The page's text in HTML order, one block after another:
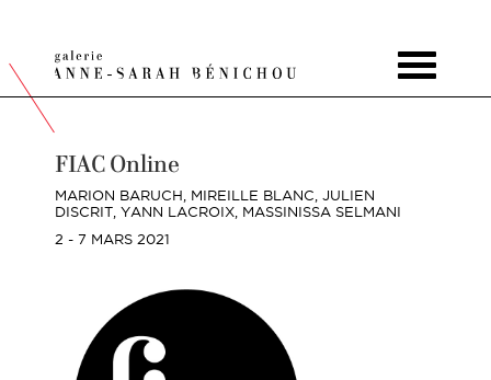
Toggle
FIAC Online
MARION BARUCH, MIREILLE BLANC, JULIEN
DISCRIT, YANN LACROIX, MASSINISSA SELMANI
2 - 7 MARS 2021